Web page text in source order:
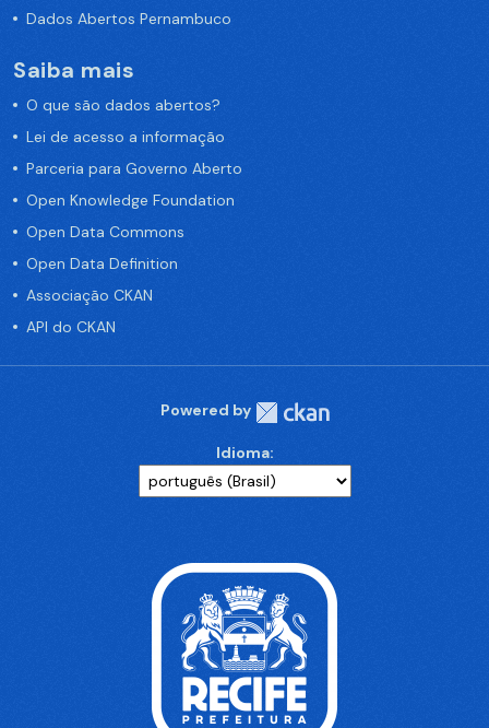
Dados Abertos Pernambuco
Saiba mais
O que são dados abertos?
Lei de acesso a informação
Parceria para Governo Aberto
Open Knowledge Foundation
Open Data Commons
Open Data Definition
Associação CKAN
API do CKAN
Powered by
Idioma